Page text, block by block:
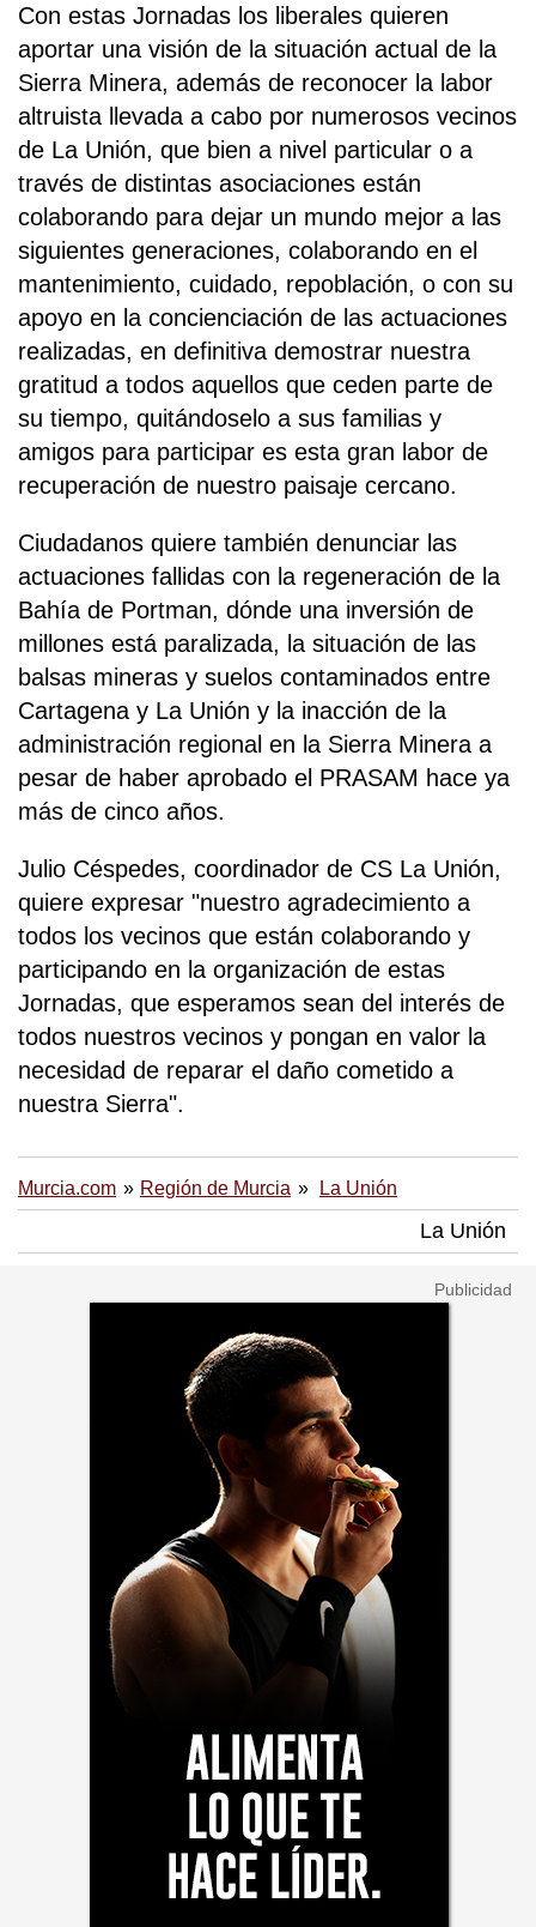
Con estas Jornadas los liberales quieren
aportar una visión de la situación actual de la
Sierra Minera, además de reconocer la labor
altruista llevada a cabo por numerosos vecinos
de La Unión, que bien a nivel particular o a
través de distintas asociaciones están
colaborando para dejar un mundo mejor a las
siguientes generaciones, colaborando en el
mantenimiento, cuidado, repoblación, o con su
apoyo en la concienciación de las actuaciones
realizadas, en definitiva demostrar nuestra
gratitud a todos aquellos que ceden parte de
su tiempo, quitándoselo a sus familias y
amigos para participar es esta gran labor de
recuperación de nuestro paisaje cercano.
Ciudadanos quiere también denunciar las
actuaciones fallidas con la regeneración de la
Bahía de Portman, dónde una inversión de
millones está paralizada, la situación de las
balsas mineras y suelos contaminados entre
Cartagena y La Unión y la inacción de la
administración regional en la Sierra Minera a
pesar de haber aprobado el PRASAM hace ya
más de cinco años.
Julio Céspedes, coordinador de CS La Unión,
quiere expresar "nuestro agradecimiento a
todos los vecinos que están colaborando y
participando en la organización de estas
Jornadas, que esperamos sean del interés de
todos nuestros vecinos y pongan en valor la
necesidad de reparar el daño cometido a
nuestra Sierra".
Murcia.com Región de Murcia La Unión
La Unión